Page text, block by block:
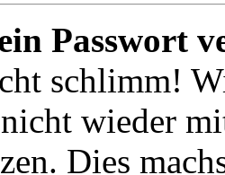
Passwort
schlimm!
wieder
Dies